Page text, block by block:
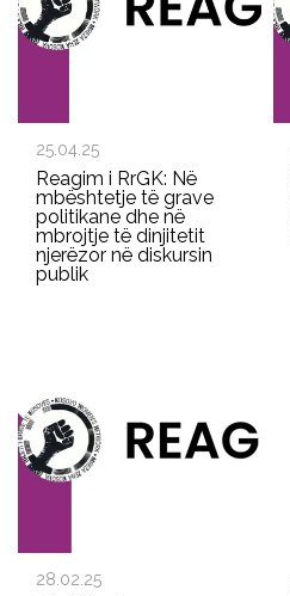
25.04.25
Reagim i RrGK: Në
mbështetje të grave
politikane dhe në
mbrojtje të dinjitetit
njerëzor në diskursin
publik
28.02.25